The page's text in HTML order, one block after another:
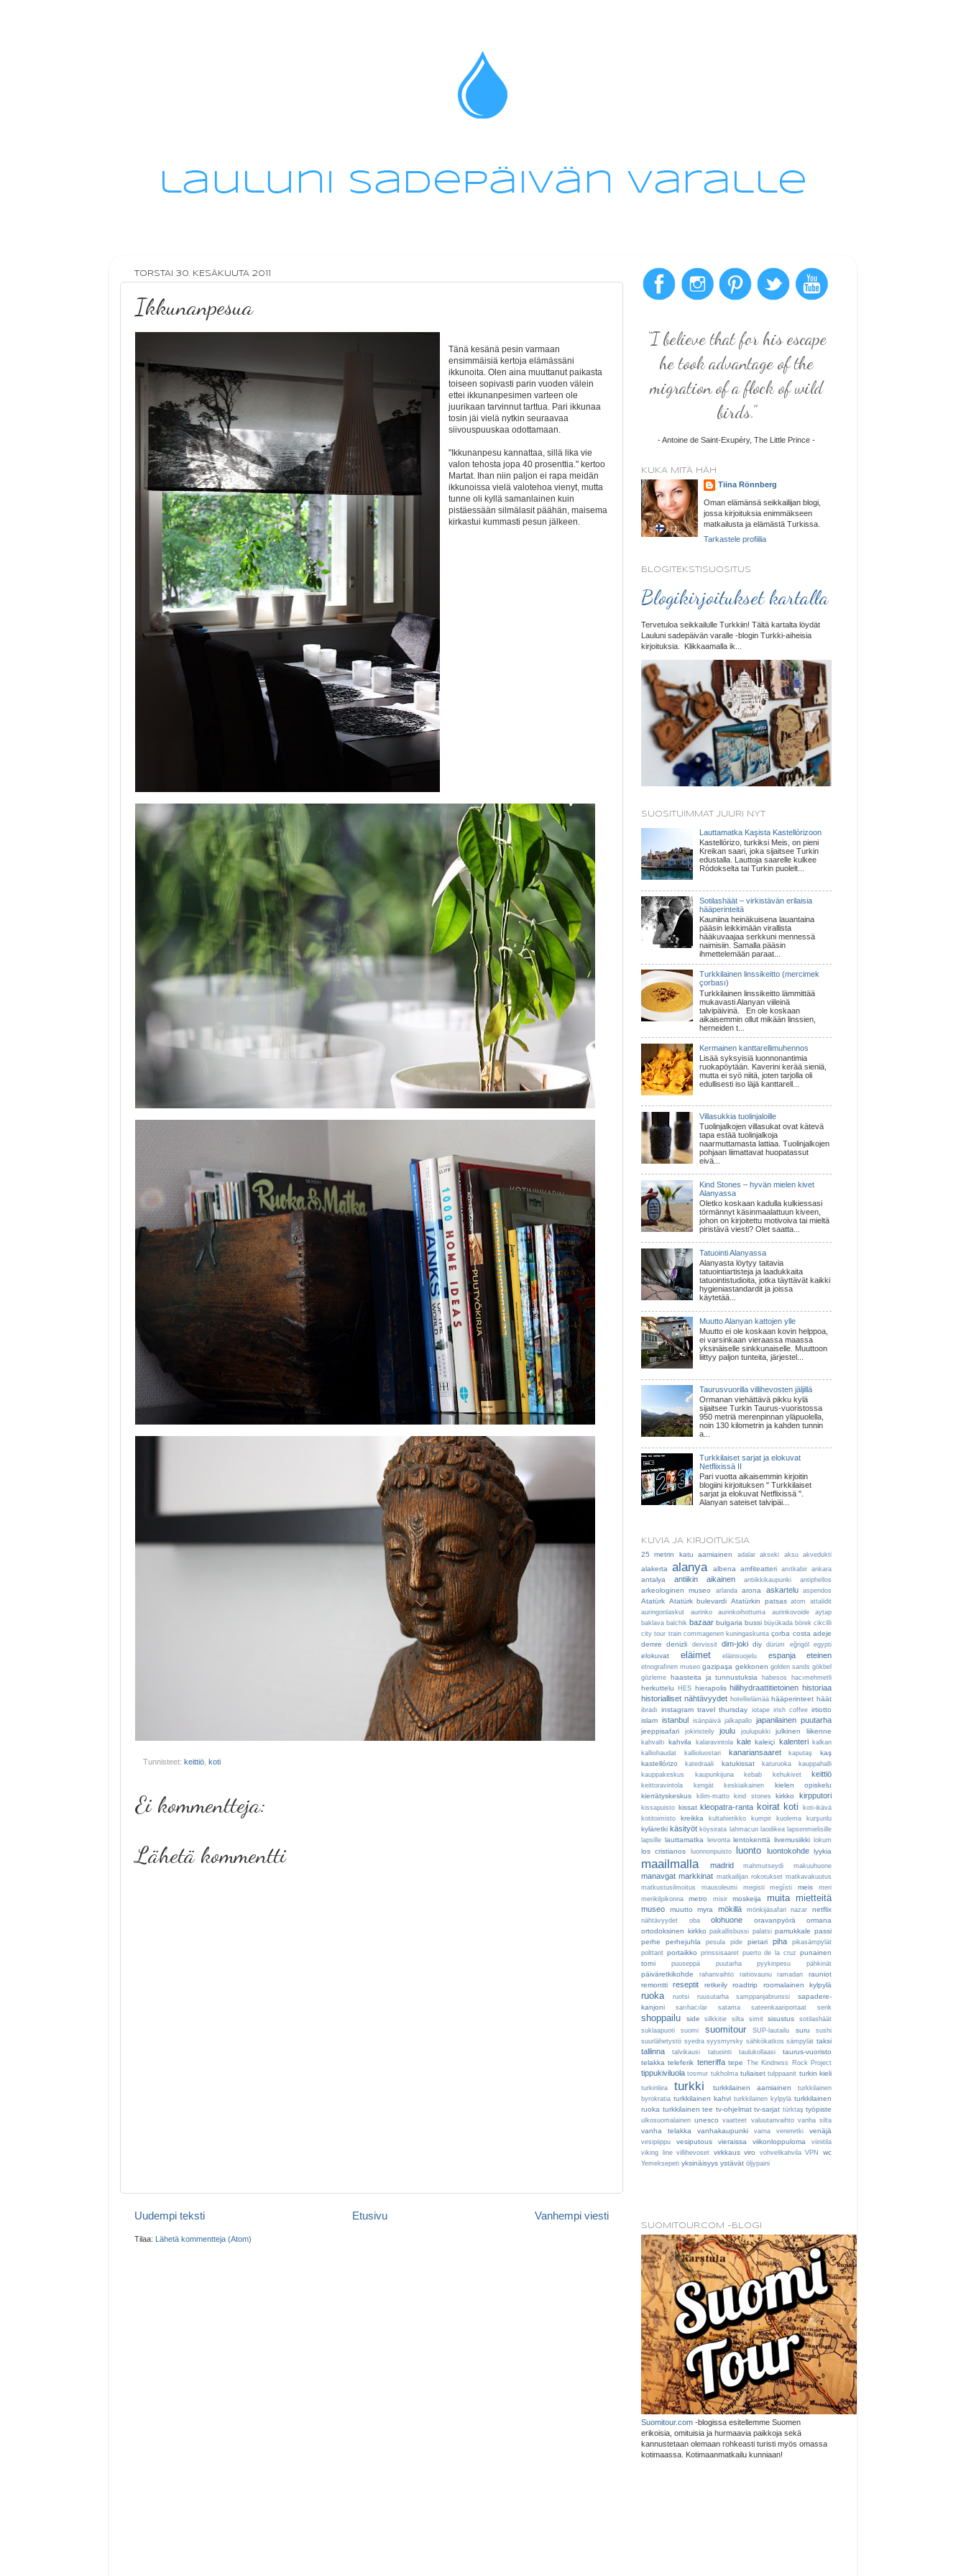
TORSTAI 30. KESÄKUUTA 2011
Ikkunanpesua
Tänä kesänä pesin varmaan
ensimmäisiä kertoja elämässäni
ikkunoita. Olen aina muuttanut paikasta
toiseen sopivasti parin vuoden välein
ettei ikkunanpesimen varteen ole
juurikaan tarvinnut tarttua. Pari ikkunaa
tosin jäi vielä nytkin seuraavaa
siivouspuuskaa odottamaan.
"Ikkunanpesu kannattaa, sillä lika vie
valon tehosta jopa 40 prosenttia." kertoo
Martat. Ihan niin paljon ei rapa meidän
ikkunoissa vielä valotehoa vienyt, mutta
tunne oli kyllä samanlainen kuin
pistäessään silmälasit päähän, maisema
kirkastui kummasti pesun jälkeen.
Tunnisteet: keittiö, koti
Ei kommentteja:
Lähetä kommentti
Uudempi teksti Vanhempi viesti
Etusivu
Tilaa: Lähetä kommentteja (Atom)
“I believe that for his escape
he took advantage of the
migration of a flock of wild
birds.”
- Antoine de Saint-Exupéry, The Little Prince -
KUKA MITÄ HÄH
Tiina Rönnberg
Oman elämänsä seikkailijan blogi,
jossa kirjoituksia enimmäkseen
matkailusta ja elämästä Turkissa.
Tarkastele profiilia
BLOGITEKSTISUOSITUS
Blogikirjoitukset kartalla
Tervetuloa seikkailulle Turkkiin! Tältä kartalta löydät
Lauluni sadepäivän varalle -blogin Turkki-aiheisia
kirjoituksia. Klikkaamalla ik...
SUOSITUIMMAT JUURI NYT
Lauttamatka Kaşista Kastellórizoon
Kastellórizo, turkiksi Meis, on pieni
Kreikan saari, joka sijaitsee Turkin
edustalla. Lauttoja saarelle kulkee
Ródokselta tai Turkin puolelt...
Sotilashäät – virkistävän erilaisia
hääperinteitä
Kauniina heinäkuisena lauantaina
pääsin leikkimään virallista
hääkuvaajaa serkkuni mennessä
naimisiin. Samalla pääsin
ihmettelemään paraat...
Turkkilainen linssikeitto (mercimek
çorbası)
Turkkilainen linssikeitto lämmittää
mukavasti Alanyan viileinä
talvipäivinä. En ole koskaan
aikaisemmin ollut mikään linssien,
herneiden t...
Kermainen kanttarellimuhennos
Lisää syksyisiä luonnonantimia
ruokapöytään. Kaverini kerää sieniä,
mutta ei syö niitä, joten tarjolla oli
edullisesti iso läjä kanttarell...
Villasukkia tuolinjaloille
Tuolinjalkojen villasukat ovat kätevä
tapa estää tuolinjalkoja
naarmuttamasta lattiaa. Tuolinjalkojen
pohjaan liimattavat huopatassut
eivä...
Kind Stones – hyvän mielen kivet
Alanyassa
Oletko koskaan kadulla kulkiessasi
törmännyt käsinmaalattuun kiveen,
johon on kirjoitettu motivoiva tai mieltä
piristävä viesti? Olet saatta...
Tatuointi Alanyassa
Alanyasta löytyy taitavia
tatuointiartisteja ja laadukkaita
tatuointistudioita, jotka täyttävät kaikki
hygieniastandardit ja joissa
käytetää...
Muutto Alanyan kattojen ylle
Muutto ei ole koskaan kovin helppoa,
ei varsinkaan vieraassa maassa
yksinäiselle sinkkunaiselle. Muuttoon
liittyy paljon tunteita, järjestel...
Taurusvuorilla villihevosten jäljillä
Ormanan viehättävä pikku kylä
sijaitsee Turkin Taurus-vuoristossa
950 metriä merenpinnan yläpuolella,
noin 130 kilometrin ja kahden tunnin
a...
Turkkilaiset sarjat ja elokuvat
Netflixissä II
Pari vuotta aikaisemmin kirjoitin
blogiini kirjoituksen " Turkkilaiset
sarjat ja elokuvat Netflixissä ".
Alanyan sateiset talvipäi...
KUVIA JA KIRJOITUKSIA
25 metrin katu aamiainen adalar akseki aksu akvedukti
alakerta alanya albena amfiteatteri anıtkabir ankara
antalya antiikin aikainen antiikkikaupunki antiphellos
arkeologinen museo arlanda arona askartelu aspendos
Atatürk Atatürk bulevardi Atatürkin patsas atom
attalidit
auringonlaskut
aurinko aurinkoihottuma aurinkovoide
aytap
baklava balchik bazaar bulgaria bussi büyükada börek cikcilli
city tour train commagenen kuningaskunta çorba costa adeje
demre
denizli dervissit dim-joki diy dürüm eğrigöl egypti
elokuvat eläimet eläinsuojelu espanja eteinen
etnografinen museo gazipaşa gekkonen golden sands gökbel
gözleme haasteita ja tunnustuksia habesos hacımehmetli
herkuttelu HES hierapolis hiilihydraattitietoinen historiaa
historialliset nähtävyydet hotellielämää hääperinteet häät
ibradı instagram travel thursday iotape irish coffee irtiotto
islam istanbul isänpäivä jalkapallo japanilainen puutarha
jeeppisafari jokiristeily joulu joulupukki julkinen liikenne
kahvaltı kahvila kalaravintola kale kaleiçi kalenteri
kalkan
kalliohaudat
kallioluostari kanariansaaret kaputaş
kaş
kastellórizo
katedraali katukissat katuruoka
kauppahalli
kauppakeskus
kaupunkijuna kebab kehukivet keittiö
keittoravintola kengät keskiaikainen
kielen opiskelu
kierrätyskeskus
kilim-matto kind stones kirkko kirpputori
kissapuisto kissat kleopatra-ranta koirat koti
koti-ikävä
kotitoimisto
kreikka kultahietikko kumpir kuolema kurşunlu
kyläretki käsityöt köysirata lahmacun laodikea lapsenmielisille
lapsille lauttamatka leivonta lentokenttä livemusiikki lokum
los cristianos luonnonpuisto luonto luontokohde lyykia
maailmalla madrid mahmutseydi makuuhuone
manavgat markkinat matkailijan rokotukset matkavakuutus
matkustusilmoitus
mausoleumi megisti megísti meis
meri
merikilpikonna
metro misir moskeija muita mietteitä
museo muutto myra mökillä mönkijäsafari nazar netflix
nähtävyydet oba olohuone oravanpyörä
ormana
ortodoksinen kirkko paikallisbussi palatsi pamukkale passi
perhe
perhejuhla pesula pide pietari piha
pikasämpylät
polttarit portaikko prinssisaaret puerto de la cruz
punainen
torni
puuseppä puutarha pyykinpesu pähkinät
päiväretkikohde rahanvaihto raitiovaunu ramadan
rauniot
remontti
reseptit retkeily roadtrip roomalainen kylpylä
ruoka ruotsi ruusutarha samppanjabrunssi
sapadere-
kanjoni
sarıhacılar satama sateenkaariportaat serik
shoppailu side silkkitie silta simit sisustus
sotilashäät
suklaapuoti
suomi suomitour SUP-lautailu suru
sushi
suurlähetystö syedra syysmyrsky sähkökatkos sämpylät taksi
tallinna talvikausi tatuointi taulukollaasi
taurus-vuoristo
telakka teleferik teneriffa tepe The Kindness Rock Project
tippukiviluola tosmur tukholma tuliaiset tulppaanit turkin kieli
turkinliira turkki turkkilainen aamiainen
turkkilainen
byrokratia turkkilainen kahvi turkkilainen kylpylä turkkilainen
ruoka turkkilainen tee tv-ohjelmat tv-sarjat türktaş työpiste
ulkosuomalainen unesco vaatteet valuutanvaihto vanha silta
vanha telakka vanhakaupunki varna veneretki venäjä
vesipiippu vesiputous vieraissa viikonloppuloma
viinitila
viking line villihevoset virkkaus viro vohvelikahvila VPN wc
Yemeksepeti yksinäisyys ystävät öljypaini
SUOMITOUR.COM -BLOGI
Suomitour.com -blogissa esitellemme Suomen
erikoisia, omituisia ja hurmaavia paikkoja sekä
kannustetaan olemaan rohkeasti turisti myös omassa
kotimaassa. Kotimaanmatkailu kunniaan!